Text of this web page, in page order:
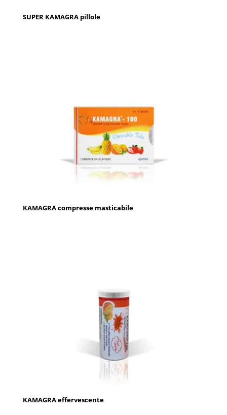
SUPER KAMAGRA pillole
KAMAGRA compresse masticabile
KAMAGRA effervescente